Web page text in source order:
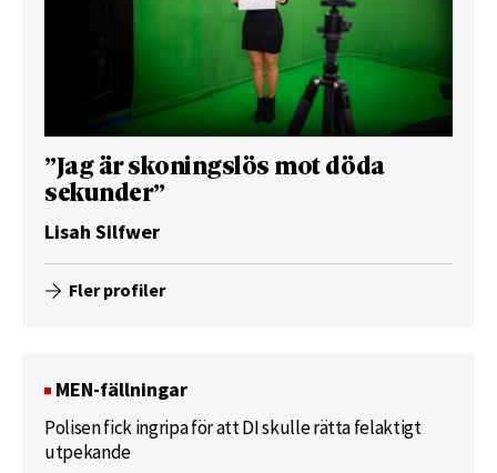
”Jag är skoningslös mot döda
sekunder”
Lisah Silfwer
Fler profiler
MEN-fällningar
Polisen fick ingripa för att DI skulle rätta felaktigt
utpekande